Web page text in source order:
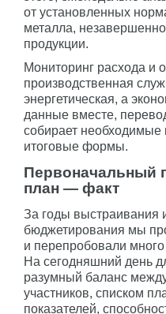
от установленных
металла,
продукции.
Мониторинг расхода и
производственная
энергетическая, а
данные вместе,
собирает необходимые
итоговые формы.
Первоначальный
план — факт
За годы выстраивания
бюджетирования мы
и перепробовали
На сегодняшний день
разумный баланс
участников, списком
показателей,